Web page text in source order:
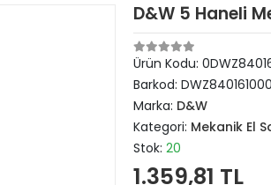
D&W 5 Haneli
Ürün Kodu:
Barkod:
Marka: D&W
Kategori: Mekanik El
Stok: 20
1.359,81 TL